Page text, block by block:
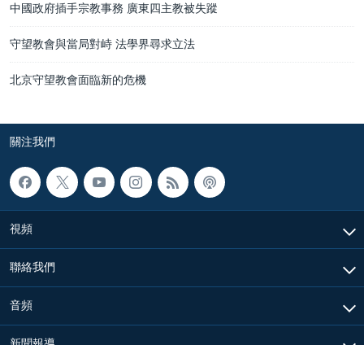
中國政府插手宗教事務 廣東四主教被失蹤
守望教會與當局對峙 法學界尋求立法
北京守望教會面臨新的危機
關注我們
視頻
聯絡我們
音頻